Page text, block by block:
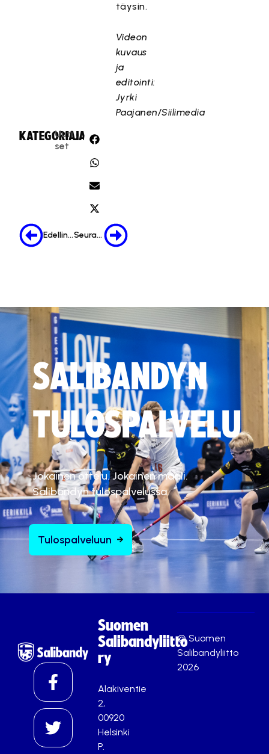
täysin.
Videon
kuvaus
ja
editointi:
Jyrki
Paajanen/Siilimedia
KATEGORIA:
Uuti
set
JAA:
Edellinen Seuraava
SALIBANDYN
TULOSPALVELU
Jokainen ottelu. Jokainen maali.
Salibandyn tulospalvelussa.
Tulospalveluun
Suomen
Salibandyliitto
ry
Alakiventie
2,
00920
Helsinki
P.
© Suomen
Salibandyliitto
2026